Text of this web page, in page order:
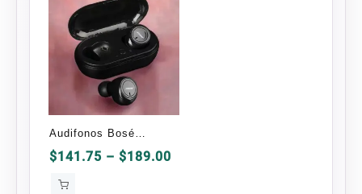
Audifonos Bosé
Bluetooth TWS-1 OEM
$141.75 – $189.00